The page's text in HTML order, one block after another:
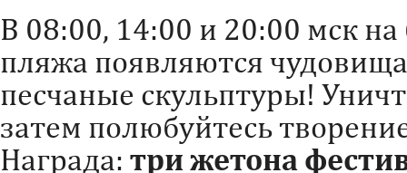
В 08:00, 14:00 и 20:00 мск
пляжа появляются
песчаные скульптуры!
затем полюбуйтесь
Награда: три жетона